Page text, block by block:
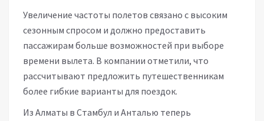
Увеличение частоты полетов связано с высоким
сезонным спросом и должно предоставить
пассажирам больше возможностей при выборе
времени вылета. В компании отметили, что
рассчитывают предложить путешественникам
более гибкие варианты для поездок.
Из Алматы в Стамбул и Анталью теперь